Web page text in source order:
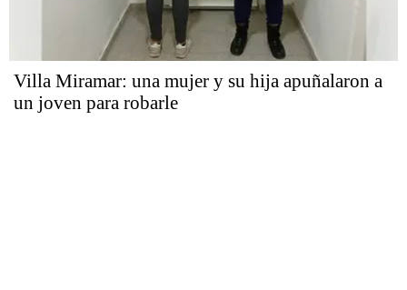
Villa Miramar: una mujer y su hija apuñalaron a
un joven para robarle